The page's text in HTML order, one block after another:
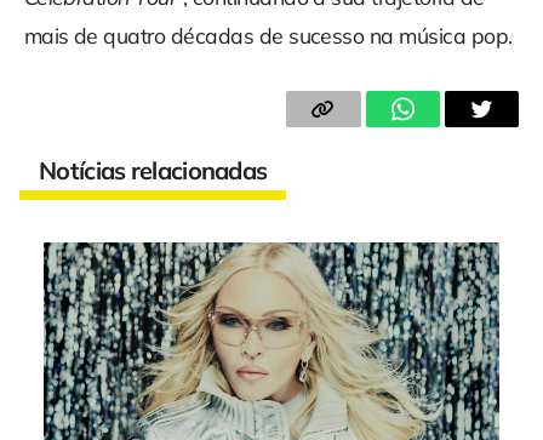
mais de quatro décadas de sucesso na música pop.
Notícias relacionadas